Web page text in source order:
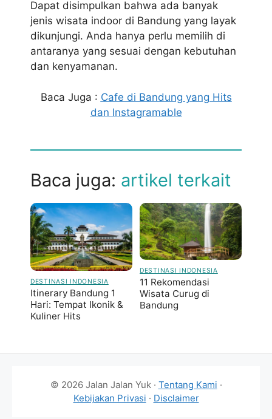
Dapat disimpulkan bahwa ada banyak
jenis wisata indoor di Bandung yang layak
dikunjungi. Anda hanya perlu memilih di
antaranya yang sesuai dengan kebutuhan
dan kenyamanan.
Baca Juga : Cafe di Bandung yang Hits
dan Instagramable
Baca juga: artikel terkait
DESTINASI INDONESIA
Itinerary Bandung 1
Hari: Tempat Ikonik &
Kuliner Hits
DESTINASI INDONESIA
11 Rekomendasi
Wisata Curug di
Bandung
© 2026 Jalan Jalan Yuk · Tentang Kami ·
Kebijakan Privasi · Disclaimer